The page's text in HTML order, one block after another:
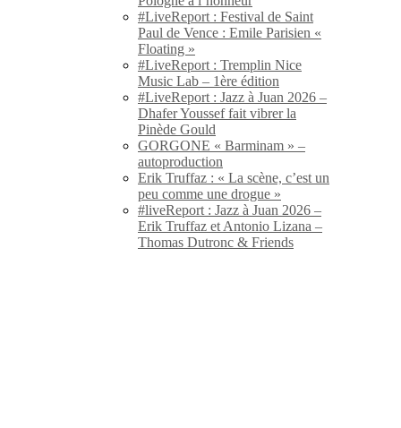
#LiveReport : Festival de Saint
Paul de Vence : Emile Parisien «
Floating »
#LiveReport : Tremplin Nice
Music Lab – 1ère édition
#LiveReport : Jazz à Juan 2026 –
Dhafer Youssef fait vibrer la
Pinède Gould
GORGONE « Barminam » –
autoproduction
Erik Truffaz : « La scène, c’est un
peu comme une drogue »
#liveReport : Jazz à Juan 2026 –
Erik Truffaz et Antonio Lizana –
Thomas Dutronc & Friends